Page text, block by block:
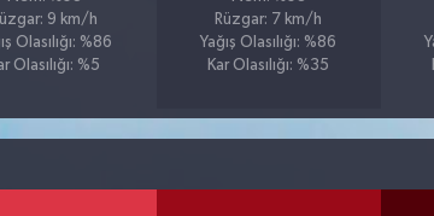
9 km/h
Olasılığı: %86
Olasılığı: %5
Rüzgar: 7 km/h
Yağış Olasılığı: %86
Kar Olasılığı: %35